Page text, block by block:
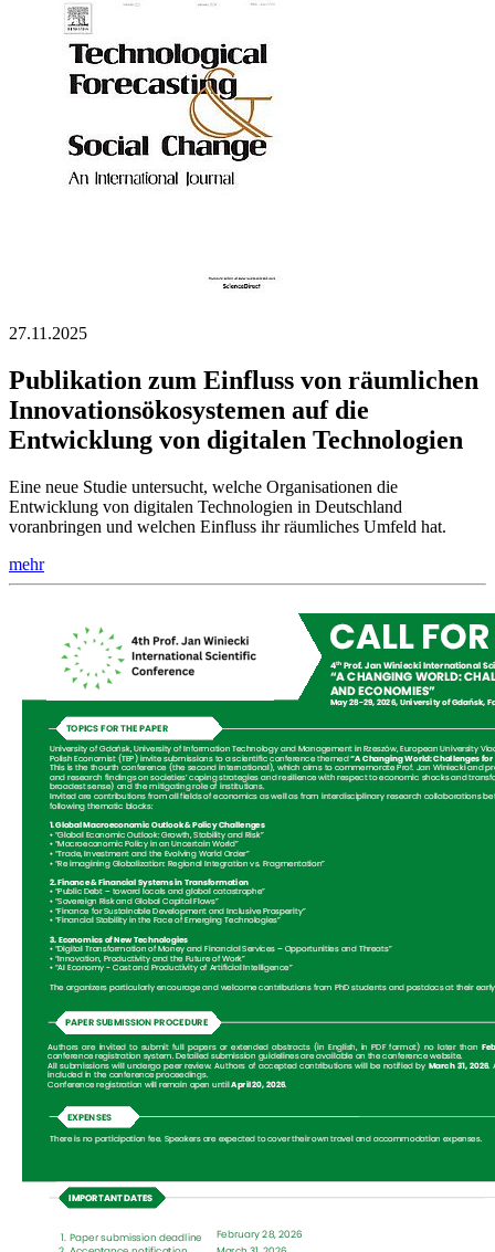
27.11.2025
Publikation zum Einfluss von räumlichen
Innovationsökosystemen auf die
Entwicklung von digitalen Technologien
Eine neue Studie untersucht, welche Organisationen die
Entwicklung von digitalen Technologien in Deutschland
voranbringen und welchen Einfluss ihr räumliches Umfeld hat.
mehr